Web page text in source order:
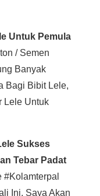
Untuk Pemula
/ Semen
Banyak
Bagi Bibit Lele,
Lele Untuk
Sukses
Tebar Padat
#kolamterpal
Ini, Saya Akan